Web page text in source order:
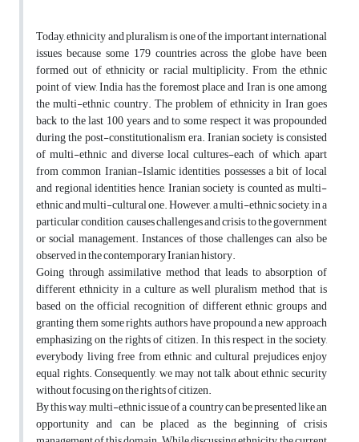
Today, ethnicity and pluralism is one of the important international
issues because some 179 countries across the globe have been
formed out of ethnicity or racial multiplicity. From the ethnic
point of view, India has the foremost place and Iran is one among
the multi-ethnic country. The problem of ethnicity in Iran goes
back to the last 100 years and to some respect it was propounded
during the post-constitutionalism era. Iranian society is consisted
of multi-ethnic and diverse local cultures-each of which, apart
from common Iranian-Islamic identities, possesses a bit of local
and regional identities hence, Iranian society is counted as multi-
ethnic and multi-cultural one. However, a multi-ethnic society, in a
particular condition, causes challenges and crisis to the government
or social management. Instances of those challenges can also be
observed in the contemporary Iranian history.
Going through assimilative method that leads to absorption of
different ethnicity in a culture as well pluralism method that is
based on the official recognition of different ethnic groups and
granting them some rights, authors have propound a new approach
emphasizing on the rights of citizen. In this respect, in the society,
everybody living free from ethnic and cultural prejudices enjoy
equal rights. Consequently, we may not talk about ethnic security
without focusing on the rights of citizen.
By this way, multi-ethnic issue of a country can be presented like an
opportunity and can be placed as the beginning of crisis